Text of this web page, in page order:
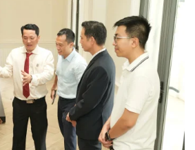
liên tục và còn trường tồn từ đầu thế